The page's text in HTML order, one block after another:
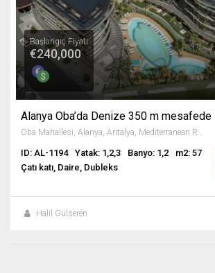
Başlangıç Fiyatı
€240,000
Alanya Oba’da Denize 350 m
ID: AL-1194 Yatak: 1,2,3 Banyo: 1,2
m2: 57
Çatı katı, Daire, Dubleks
Halil Gülseren